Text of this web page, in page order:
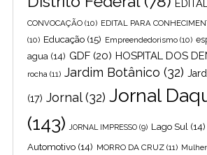
EDITAL
CONVOCAÇÃO (10) EDITAL PARA
(10) Educação (15) Empreendedorismo (10)
agua (14) GDF (20) HOSPITAL DOS
rocha (11) Jardim Botânico (32)
(17) Jornal(32) Jornal
(143)
JORNAL IMPRESSO (9) Lago Sul (14)
Automotivo (14) MORRO DA CRUZ (11)